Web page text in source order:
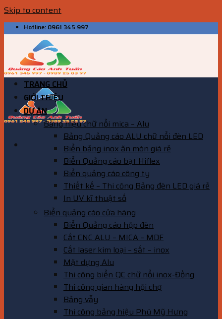
Skip to content
Hotline: 0961 345 997
TRANG CHỦ
GIỚI THIỆU
DỰ ÁN
Bảng hiệu chữ nổi mica – Alu
Bảng Quảng cáo ALU chữ nổi đèn LED
Biển bảng inox ăn mòn giá rẻ
Biển Quảng cáo bạt Hiflex
Biển quảng cáo công ty
Thiết kế – Thi công Bảng đèn LED giá rẻ
In UV kĩ thuật số
Biển quảng cáo cửa hàng
Biển Quảng cáo hộp đèn
Cắt CNC ALU – MICA – MDF
Cắt laser kim loại – sắt – inox
Mặt dựng Alu
Thi công biển QC chữ nổi inox-Đồng
Thi công gian hàng hội chợ
Bảng vẫy
Thi công bảng hiệu Phú Mỹ Hưng